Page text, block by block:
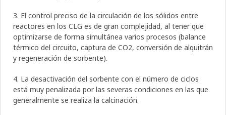
3. El control preciso de la circulación de los sólidos entre
reactores en los CLG es de gran complejidad, al tener que
optimizarse de forma simultánea varios procesos (balance
térmico del circuito, captura de CO2, conversión de alquitrán
y regeneración de sorbente).
4. La desactivación del sorbente con el número de ciclos
está muy penalizada por las severas condiciones en las que
generalmente se realiza la calcinación.